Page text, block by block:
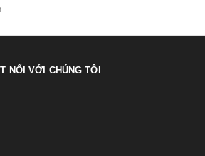
NỐI VỚI CHÚNG TÔI